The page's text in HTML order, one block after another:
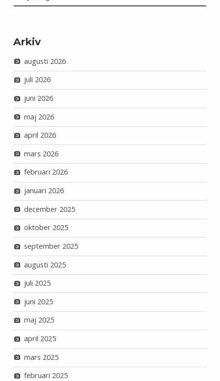
Arkiv
augusti 2026
juli 2026
juni 2026
maj 2026
april 2026
mars 2026
februari 2026
januari 2026
december 2025
oktober 2025
september 2025
augusti 2025
juli 2025
juni 2025
maj 2025
april 2025
mars 2025
februari 2025